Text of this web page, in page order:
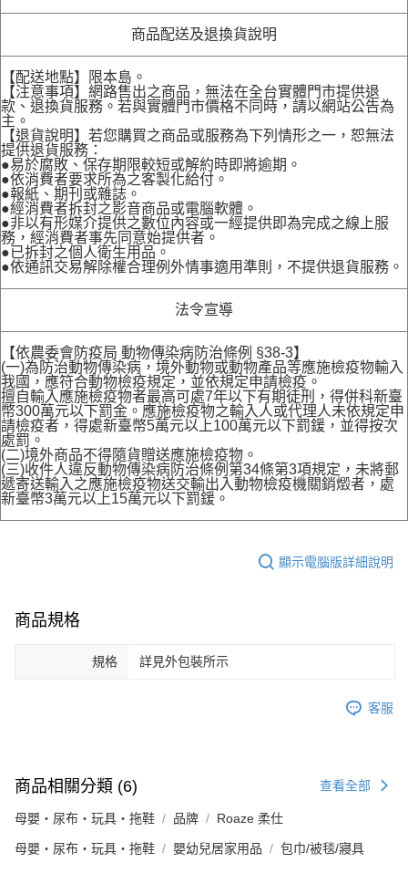
商品配送及退換貨說明
【配送地點】限本島。
【注意事項】網路售出之商品，無法在全台實體門市提供退
款、退換貨服務。若與實體門市價格不同時，請以網站公告為
主。
【退貨說明】若您購買之商品或服務為下列情形之一，恕無法
提供退貨服務：
●易於腐敗、保存期限較短或解約時即將逾期。
●依消費者要求所為之客製化給付。
●報紙、期刊或雜誌。
●經消費者拆封之影音商品或電腦軟體。
●非以有形媒介提供之數位內容或一經提供即為完成之線上服
務，經消費者事先同意始提供者。
●已拆封之個人衛生用品。
●依通訊交易解除權合理例外情事適用準則，不提供退貨服務。
法令宣導
【依農委會防疫局 動物傳染病防治條例 §38-3】
(一)為防治動物傳染病，境外動物或動物產品等應施檢疫物輸入
我國，應符合動物檢疫規定，並依規定申請檢疫。
擅自輸入應施檢疫物者最高可處7年以下有期徒刑，得併科新臺
幣300萬元以下罰金。應施檢疫物之輸入人或代理人未依規定申
請檢疫者，得處新臺幣5萬元以上100萬元以下罰鍰，並得按次
處罰。
(二)境外商品不得隨貨贈送應施檢疫物。
(三)收件人違反動物傳染病防治條例第34條第3項規定，未將郵
遞寄送輸入之應施檢疫物送交輸出入動物檢疫機關銷燬者，處
新臺幣3萬元以上15萬元以下罰鍰。
顯示電腦版詳細說明
商品規格
規格 詳見外包裝所示
客服
商品相關分類 (6) 查看全部
母嬰・尿布・玩具・拖鞋 品牌 Roaze 柔仕
母嬰・尿布・玩具・拖鞋 嬰幼兒居家用品 包巾/被毯/寢具